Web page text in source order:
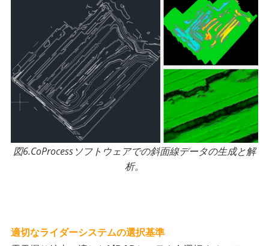
図6.CoProcessソフトウェアでの斜面線データの生成と解
析。
適切なライダーシステムの選択基準